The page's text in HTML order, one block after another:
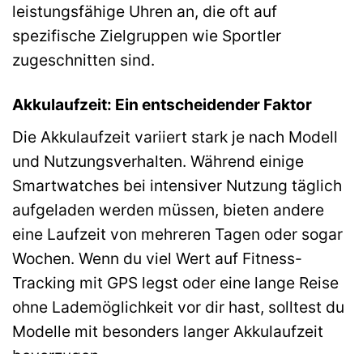
leistungsfähige Uhren an, die oft auf
spezifische Zielgruppen wie Sportler
zugeschnitten sind.
Akkulaufzeit: Ein entscheidender Faktor
Die Akkulaufzeit variiert stark je nach Modell
und Nutzungsverhalten. Während einige
Smartwatches bei intensiver Nutzung täglich
aufgeladen werden müssen, bieten andere
eine Laufzeit von mehreren Tagen oder sogar
Wochen. Wenn du viel Wert auf Fitness-
Tracking mit GPS legst oder eine lange Reise
ohne Lademöglichkeit vor dir hast, solltest du
Modelle mit besonders langer Akkulaufzeit